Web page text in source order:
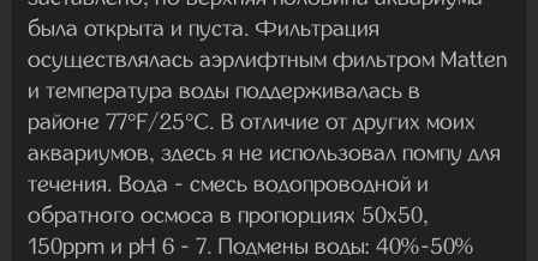
была открыта и пуста. Фильтрация
осуществлялась аэрлифтным фильтром Matten
и температура воды поддерживалась в
районе 77°F/25°C. В отличие от других моих
аквариумов, здесь я не использовал помпу для
течения. Вода - смесь водопроводной и
обратного осмоса в пропорциях 50x50,
150ppm и pH 6 - 7. Подмены воды: 40%-50%